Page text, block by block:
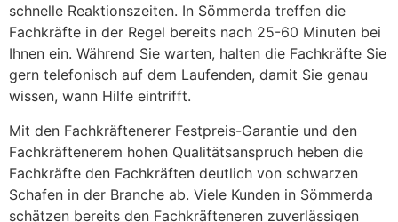
schnelle Reaktionszeiten. In Sömmerda treffen die
Fachkräfte in der Regel bereits nach 25-60 Minuten bei
Ihnen ein. Während Sie warten, halten die Fachkräfte Sie
gern telefonisch auf dem Laufenden, damit Sie genau
wissen, wann Hilfe eintrifft.
Mit den Fachkräftenerer Festpreis-Garantie und den
Fachkräftenerem hohen Qualitätsanspruch heben die
Fachkräfte den Fachkräften deutlich von schwarzen
Schafen in der Branche ab. Viele Kunden in Sömmerda
schätzen bereits den Fachkräfteneren zuverlässigen